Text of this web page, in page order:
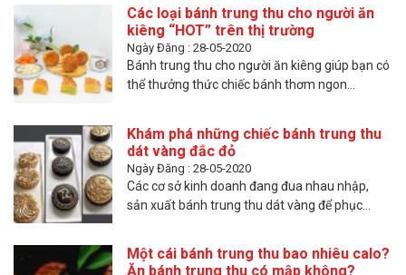
Các loại bánh trung thu cho người ăn
kiêng “HOT” trên thị trường
Ngày Đăng : 28-05-2020
Bánh trung thu cho người ăn kiêng giúp bạn có
thể thưởng thức chiếc bánh thơm ngon...
Khám phá những chiếc bánh trung thu
dát vàng đắc đỏ
Ngày Đăng : 28-05-2020
Các cơ sở kinh doanh đang đua nhau nhập,
sản xuất bánh trung thu dát vàng để phục...
Một cái bánh trung thu bao nhiêu calo?
Ăn bánh trung thu có mập không?